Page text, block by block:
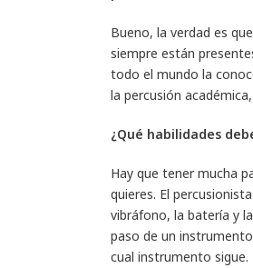
Bueno, la verdad es
siempre están
todo el mundo la
la percusión
¿Qué habilidades
Hay que tener mucha
quieres. El
vibráfono, la batería y
paso de un
cual instrumento sigue.